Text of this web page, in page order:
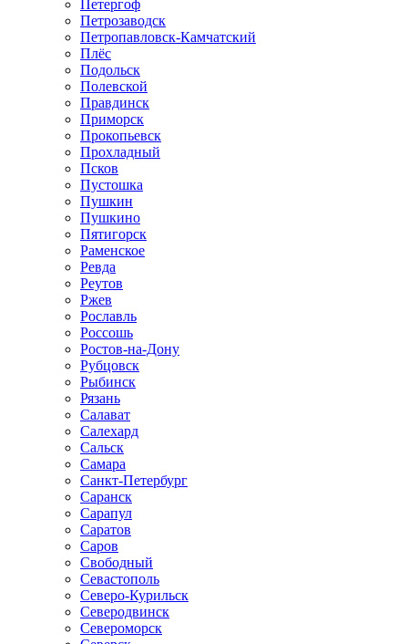
Петергоф
Петрозаводск
Петропавловск-Камчатский
Плёс
Подольск
Полевской
Правдинск
Приморск
Прокопьевск
Прохладный
Псков
Пустошка
Пушкин
Пушкино
Пятигорск
Раменское
Ревда
Реутов
Ржев
Рославль
Россошь
Ростов-на-Дону
Рубцовск
Рыбинск
Рязань
Салават
Салехард
Сальск
Самара
Санкт-Петербург
Саранск
Сарапул
Саратов
Саров
Свободный
Севастополь
Северо-Курильск
Северодвинск
Североморск